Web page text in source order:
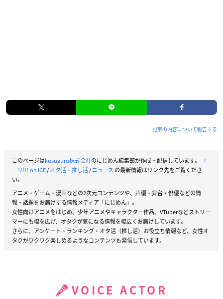
記事の内容について報告する
このページはkusuguru株式会社のにじめん編集部が作成・配信しています。 ユ
ーリ!!! on ICE/オタ活・推し活/ニュース の最新情報はリンク先をご覧くださ
い。
アニメ・ゲーム・漫画などの2次元コンテンツや、声優・舞台・俳優などの情
報・話題をお届けする情報メディア「にじめん」。
女性向けアニメをはじめ、少年アニメやキャラクター作品、VTuberなどストリー
マーにも幅を広げ、オタクが気になる情報を幅広くお届けしています。
さらに、アンケート・ランキング・オタ活（推し活）お役立ち情報など、女性オ
タクがワクワク楽しめるようなコンテンツも発信しています。
VOICE ACTOR